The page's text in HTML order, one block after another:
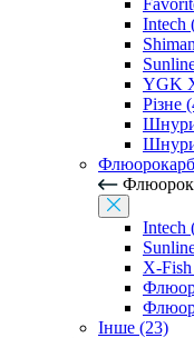
Intech
YGK
Різне
Intech
X-
Інше (23)